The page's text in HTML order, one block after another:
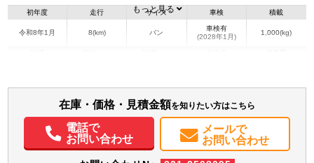
初年度
令和8年1月
走行
8(km)
サイズ
バン
車検
車検有
(2028年1月)
積載
1,000(kg)
装備情報
パワステ パワーウィンドウ エアバッグ
集中ドアロック
電動格納ミラー
バックモニター
もっと見る
在庫・価格・見積金額を知りたい方はこちら
電話で
お問い合わせ
メールで
お問い合わせ